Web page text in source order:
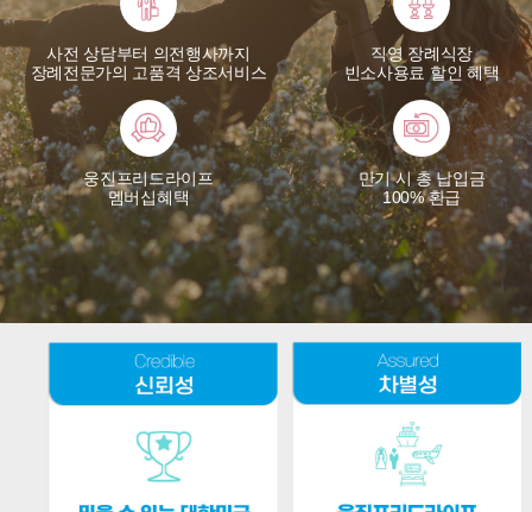
사전 상담부터 의전행사까지
장례전문가의 고품격 상조서비스
직영 장례식장
빈소사용료 할인 혜택
웅진프리드라이프
멤버십혜택
만기 시 총 납입금
100% 환급